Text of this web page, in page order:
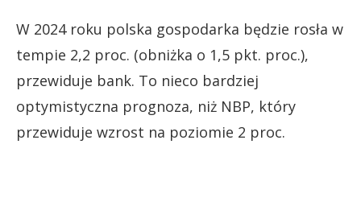
W 2024 roku polska gospodarka będzie rosła w
tempie 2,2 proc. (obniżka o 1,5 pkt. proc.),
przewiduje bank. To nieco bardziej
optymistyczna prognoza, niż NBP, który
przewiduje wzrost na poziomie 2 proc.